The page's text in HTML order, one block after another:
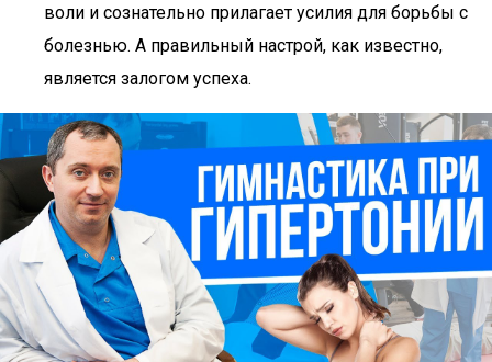
воли и сознательно прилагает усилия для борьбы с
болезнью. А правильный настрой, как известно,
является залогом успеха.